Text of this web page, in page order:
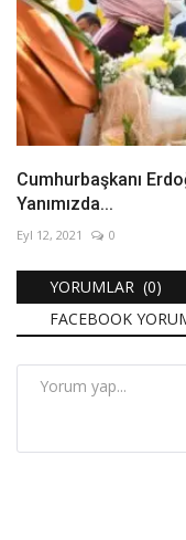
Cumhurbaşkanı
Yanımızda...
Eyl 12, 2021 0
YORUMLAR (0)
FACEBOOK